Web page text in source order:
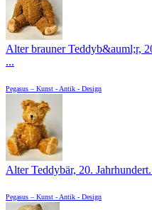
Alter brauner Teddyb&auml;r,
...
Pegasus – Kunst - Antik - Design
Alter Teddybär, 20.
Pegasus – Kunst - Antik - Design